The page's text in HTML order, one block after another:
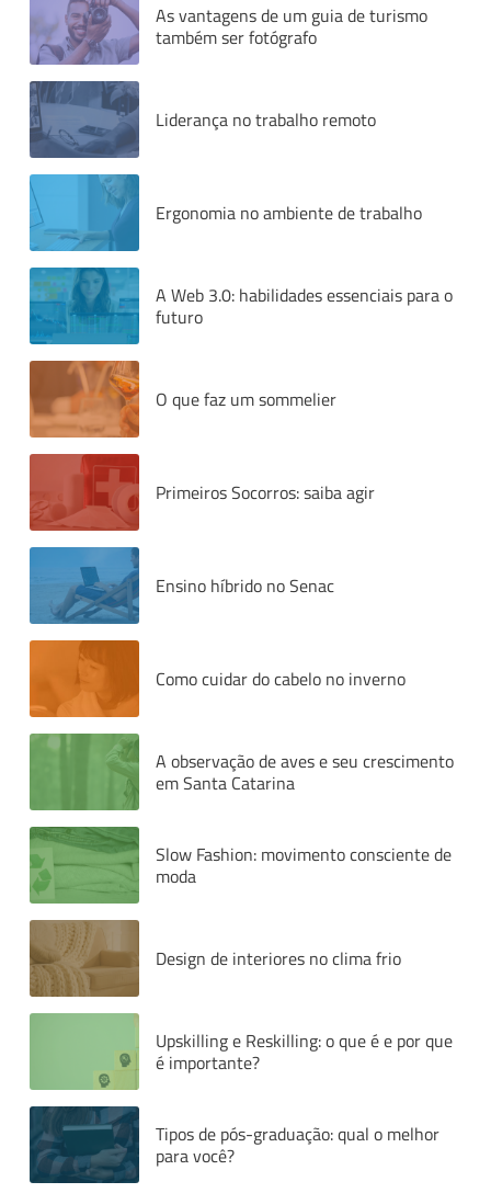
As vantagens de um guia de turismo
também ser fotógrafo
Liderança no trabalho remoto
Ergonomia no ambiente de trabalho
A Web 3.0: habilidades essenciais para o
futuro
O que faz um sommelier
Primeiros Socorros: saiba agir
Ensino híbrido no Senac
Como cuidar do cabelo no inverno
A observação de aves e seu crescimento
em Santa Catarina
Slow Fashion: movimento consciente de
moda
Design de interiores no clima frio
Upskilling e Reskilling: o que é e por que
é importante?
Tipos de pós-graduação: qual o melhor
para você?